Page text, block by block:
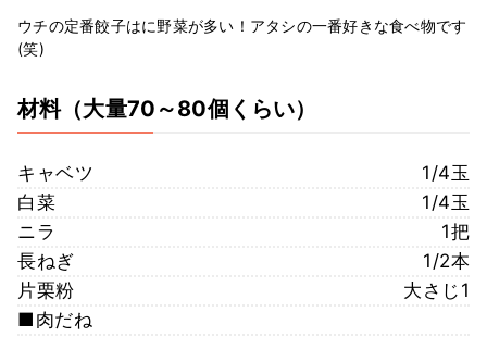
ウチの定番餃子はに野菜が多い！アタシの一番好きな食べ物です
(笑)
材料（大量70～80個くらい）
キャベツ
1/4玉
白菜
1/4玉
ニラ
1把
長ねぎ
1/2本
片栗粉
大さじ1
■肉だね